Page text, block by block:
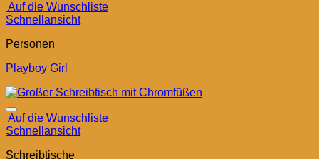
Auf die Wunschliste
Schnellansicht
Personen
Playboy Girl
Auf die Wunschliste
Schnellansicht
Schreibtische